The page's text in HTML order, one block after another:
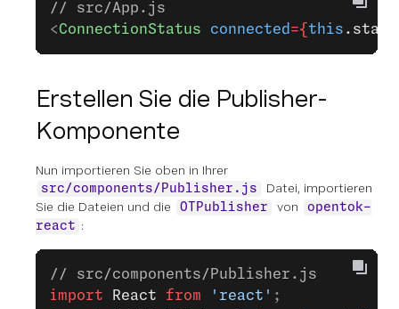
// src/App.js
<ConnectionStatus connected ={ this
Erstellen Sie die Publisher-
Komponente
Nun importieren Sie oben in Ihrer
src/components/Publisher.js
Datei, importieren
Sie die Dateien und die
OTPublisher von
opentok-
react :
// src/components/Publisher.js
import React from 'react' ;